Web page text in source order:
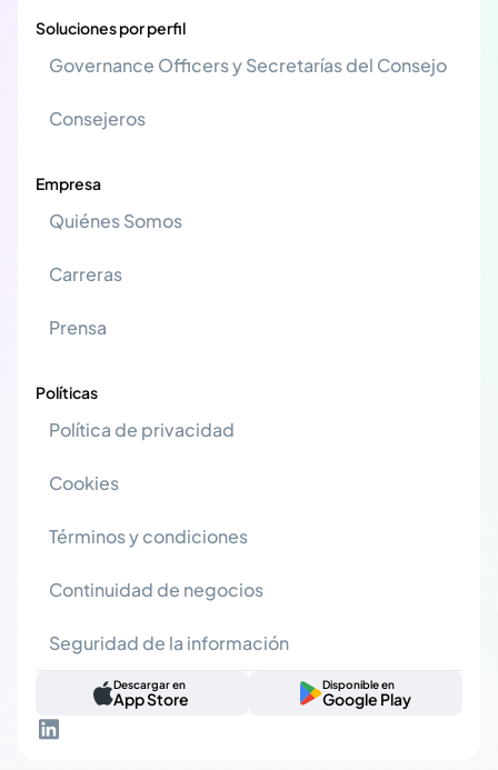
Soluciones por perfil
Governance Officers y Secretarías del Consejo
Consejeros
Empresa
Quiénes Somos
Carreras
Prensa
Políticas
Política de privacidad
Cookies
Términos y condiciones
Continuidad de negocios
Seguridad de la información
Descargar en
App Store
Disponible en
Google Play